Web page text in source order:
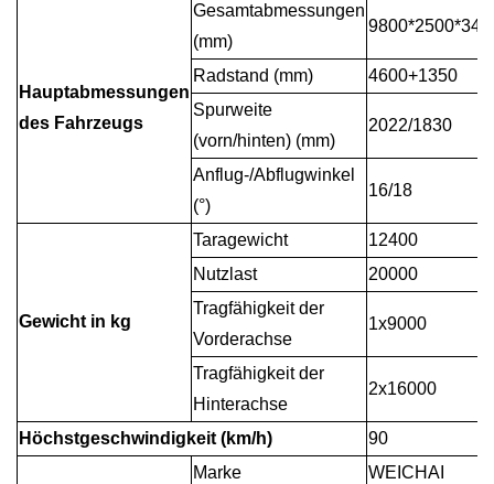
Hauptabmessungen
des Fahrzeugs
Gesamtabmessungen
(mm)
Radstand (mm)
4600+1350
Spurweite
(vorn/hinten) (mm)
2022/1830
Anflug-/Abflugwinkel
(°)
16/18
Gewicht in kg
Taragewicht
12400
Nutzlast
20000
Tragfähigkeit der
Vorderachse
1x9000
Tragfähigkeit der
Hinterachse
2x16000
Höchstgeschwindigkeit (km/h) 90
Marke
WEICHAI